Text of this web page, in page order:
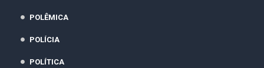
POLÊMICA
POLÍCIA
POLÍTICA